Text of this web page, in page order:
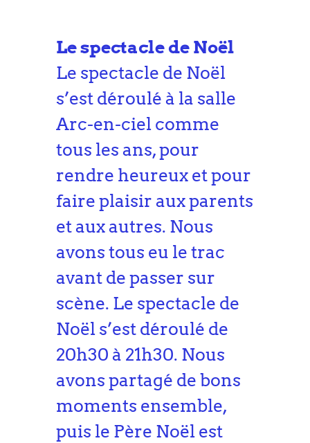
Le spectacle de Noël
Le spectacle de Noël
s’est déroulé à la salle
Arc-en-ciel comme
tous les ans, pour
rendre heureux et pour
faire plaisir aux parents
et aux autres. Nous
avons tous eu le trac
avant de passer sur
scène. Le spectacle de
Noël s’est déroulé de
20h30 à 21h30. Nous
avons partagé de bons
moments ensemble,
puis le Père Noël est